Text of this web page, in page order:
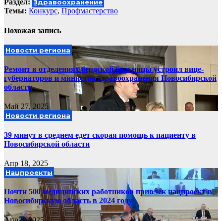
Раздел: Здравоохранение
Темы: Конкурс, Профмастерство
Похожая запись
Новости региона
Ремонт в отделениях бердской больницы устроил вице-
губернаторов и министра здравоохранения Новосибирской
области
Май 27, 2025
Новости региона
39 минут в среднем едет скорая помощь к пациенту в
Новосибирской области
Апр 18, 2025
Нацпроекты
Почти 500 медицинских работников привлек нацпроект в
Новосибирскую область в 2024 году